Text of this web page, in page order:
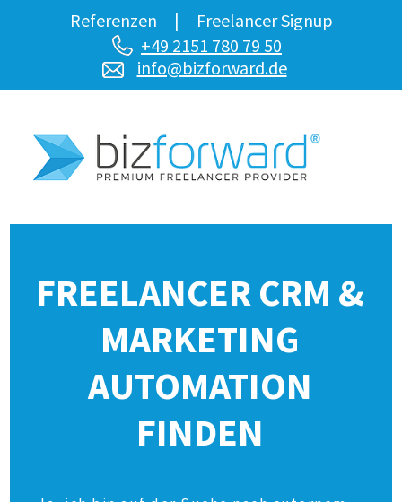
Referenzen |
Freelancer Signup
+49 2151 780 79 50
info@bizforward.de
FREELANCER CRM &
MARKETING
AUTOMATION
FINDEN